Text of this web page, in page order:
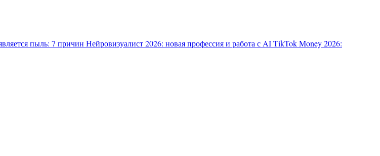
пыль: 7 причин Нейровизуалист 2026: новая профессия и работа с AITikTok Money 2026: